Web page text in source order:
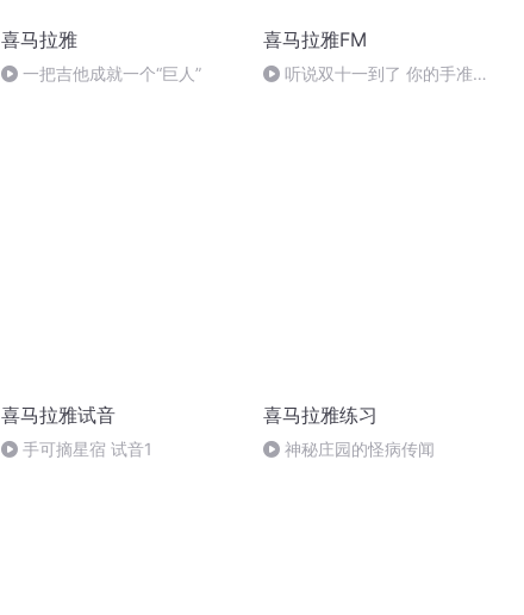
喜马拉雅
一把吉他成就一个“巨人”
喜马拉雅FM
听说双十一到了 你的手准备
喜马拉雅试音
手可摘星宿 试音1
喜马拉雅练习
神秘庄园的怪病传闻